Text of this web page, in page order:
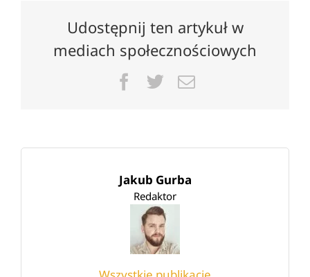
Udostępnij ten artykuł w
mediach społecznościowych
Facebook
TwitterEmail
Jakub Gurba
Redaktor